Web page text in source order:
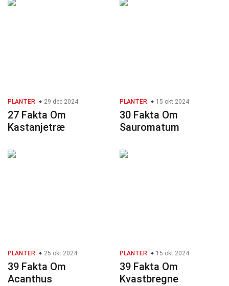
PLANTER 29 dec 2024
27 Fakta Om
Kastanjetræ
PLANTER 15 okt 2024
30 Fakta Om
Sauromatum
PLANTER 25 okt 2024
39 Fakta Om
Acanthus
PLANTER 15 okt 2024
39 Fakta Om
Kvastbregne